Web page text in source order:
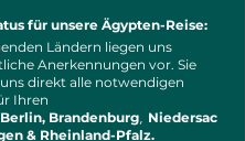
für unsere Ägypten-Reise:
Ländern liegen uns
Anerkennungen vor. Sie
direkt alle notwendigen
Ihren
Berlin, Brandenburg, Niedersac
& Rheinland-Pfalz.